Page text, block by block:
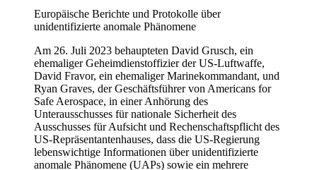
Europäische Berichte und Protokolle über
unidentifizierte anomale Phänomene
Am 26. Juli 2023 behaupteten David Grusch, ein
ehemaliger Geheimdienstoffizier der US-Luftwaffe,
David Fravor, ein ehemaliger Marinekommandant, und
Ryan Graves, der Geschäftsführer von Americans for
Safe Aerospace, in einer Anhörung des
Unterausschusses für nationale Sicherheit des
Ausschusses für Aufsicht und Rechenschaftspflicht des
US-Repräsentantenhauses, dass die US-Regierung
lebenswichtige Informationen über unidentifizierte
anomale Phänomene (UAPs) sowie ein mehrere